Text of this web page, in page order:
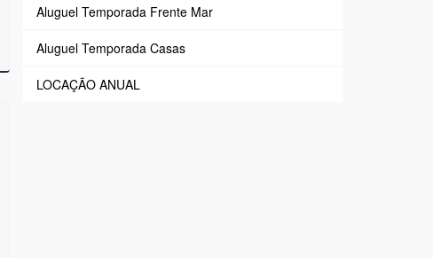
Aluguel Temporada Frente Mar
Aluguel Temporada Casas
LOCAÇÃO ANUAL